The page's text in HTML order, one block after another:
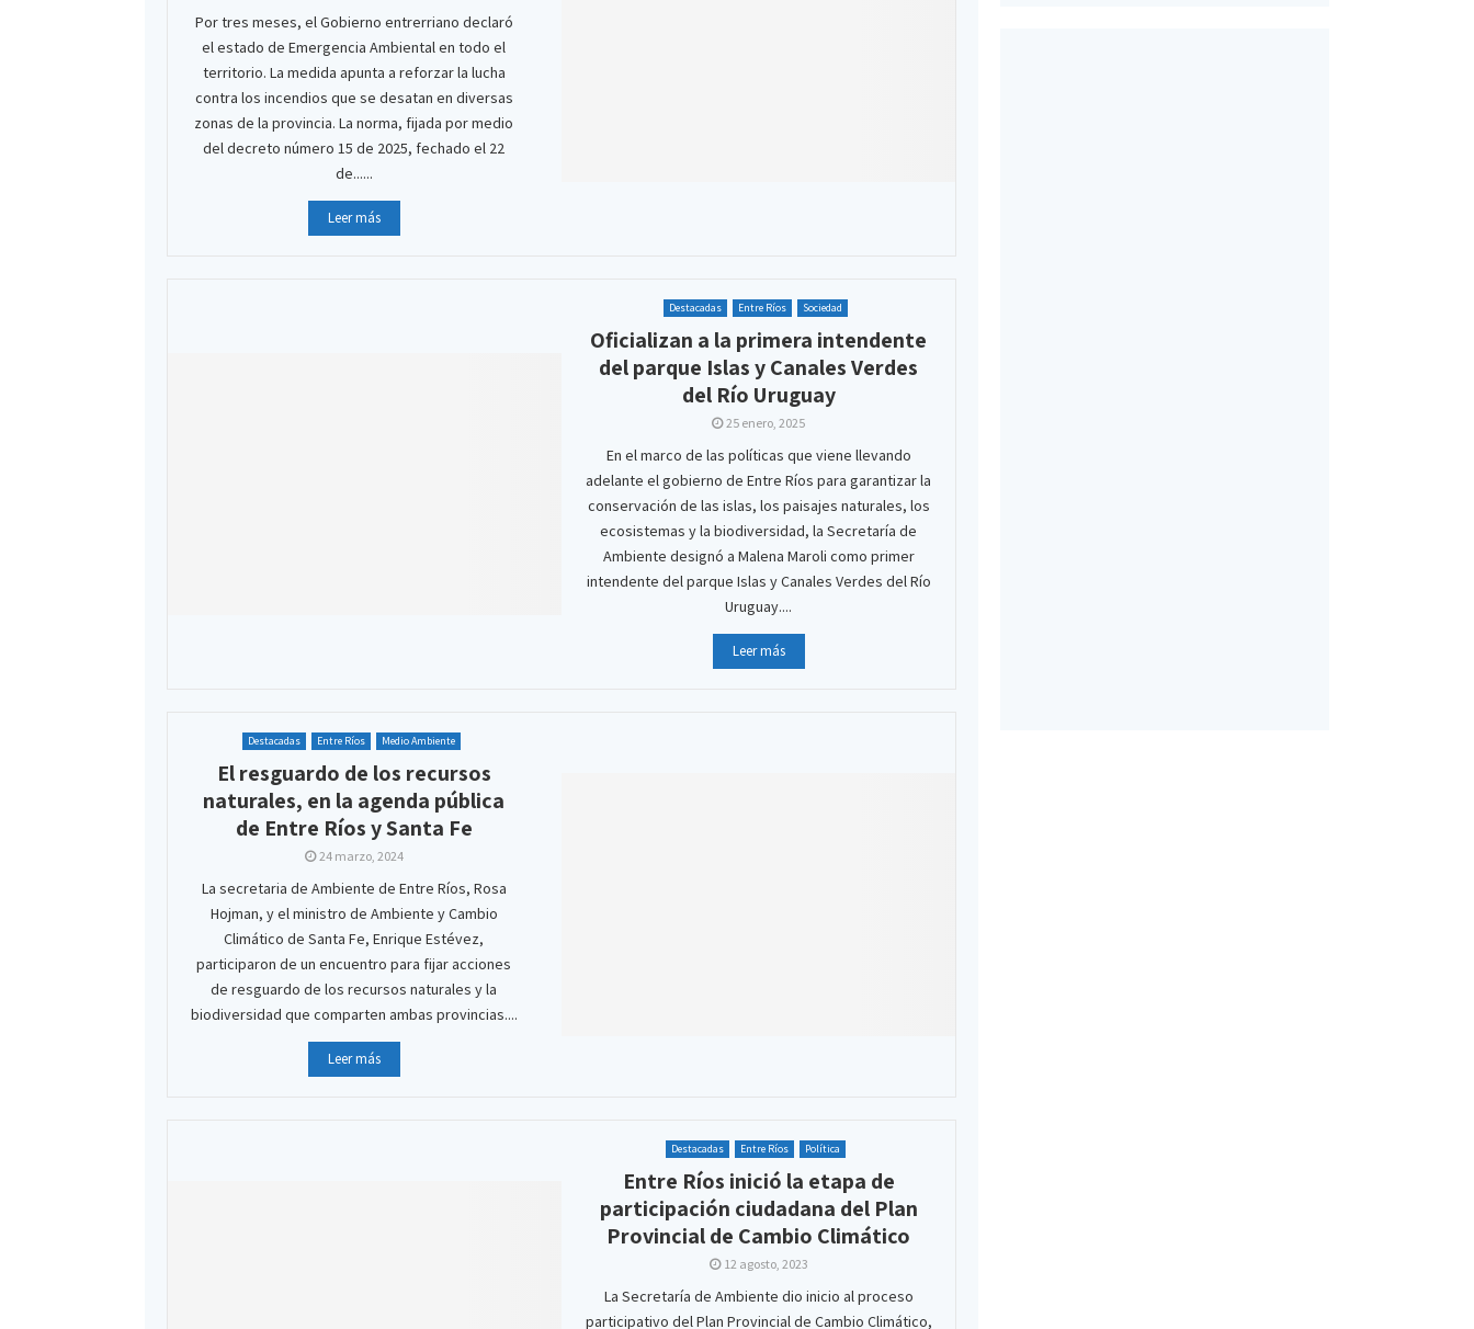
Por tres meses, el Gobierno entrerriano declaró
el estado de Emergencia Ambiental en todo el
territorio. La medida apunta a reforzar la lucha
contra los incendios que se desatan en diversas
zonas de la provincia. La norma, fijada por medio
del decreto número 15 de 2025, fechado el 22
de......
Leer más
Destacadas Entre Ríos Sociedad
Oficializan a la primera intendente
del parque Islas y Canales Verdes
del Río Uruguay
25 enero, 2025
En el marco de las políticas que viene llevando
adelante el gobierno de Entre Ríos para garantizar la
conservación de las islas, los paisajes naturales, los
ecosistemas y la biodiversidad, la Secretaría de
Ambiente designó a Malena Maroli como primer
intendente del parque Islas y Canales Verdes del Río
Uruguay....
Leer más
Destacadas Entre Ríos Medio Ambiente
El resguardo de los recursos
naturales, en la agenda pública
de Entre Ríos y Santa Fe
24 marzo, 2024
La secretaria de Ambiente de Entre Ríos, Rosa
Hojman, y el ministro de Ambiente y Cambio
Climático de Santa Fe, Enrique Estévez,
participaron de un encuentro para fijar acciones
de resguardo de los recursos naturales y la
biodiversidad que comparten ambas provincias....
Leer más
Destacadas Entre Ríos Política
Entre Ríos inició la etapa de
participación ciudadana del Plan
Provincial de Cambio Climático
12 agosto, 2023
La Secretaría de Ambiente dio inicio al proceso
participativo del Plan Provincial de Cambio Climático,